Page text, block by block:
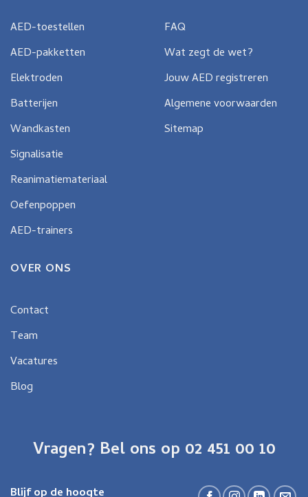
AED-toestellen
AED-pakketten
Elektroden
Batterijen
Wandkasten
Signalisatie
Reanimatiemateriaal
Oefenpoppen
AED-trainers
FAQ
Wat zegt de wet?
Jouw AED registreren
Algemene voorwaarden
Sitemap
OVER ONS
Contact
Team
Vacatures
Blog
Vragen? Bel ons op 02 451 00 10